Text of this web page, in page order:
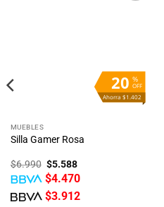
%
OFF
20
Ahorra $1.402
MUEBLES
Silla Gamer Rosa
$6.990 El
precio
original
era:
$6.990.
$5.588El
precio
actual
es:
$5.588.
$4.470
$3.912